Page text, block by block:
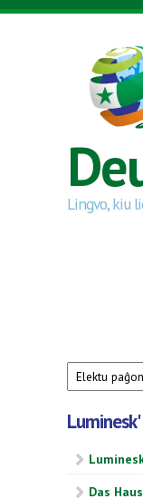
Direkt zum Inhalt
Lingvo, kiu
Luminesk'
Das Haus